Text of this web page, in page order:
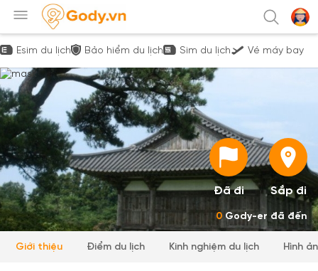
Esim du lịch Bảo hiểm du lịch Sim du lịch Vé máy bay
Đã đi Sắp đi
0 Gody-er đã đến
Giới thiệu Điểm du lịch Kinh nghiệm du lịch Hình